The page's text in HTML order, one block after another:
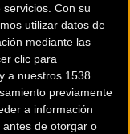
Con su
utilizar datos de
mediante las
clic para
a nuestros 1538
previamente
a información
de otorgar o
de 2018 de la
pruebas de MTB. El
el 4 de febrero, una
temporada. El 13 de
Aguilar de Segarra,
maraton. En el